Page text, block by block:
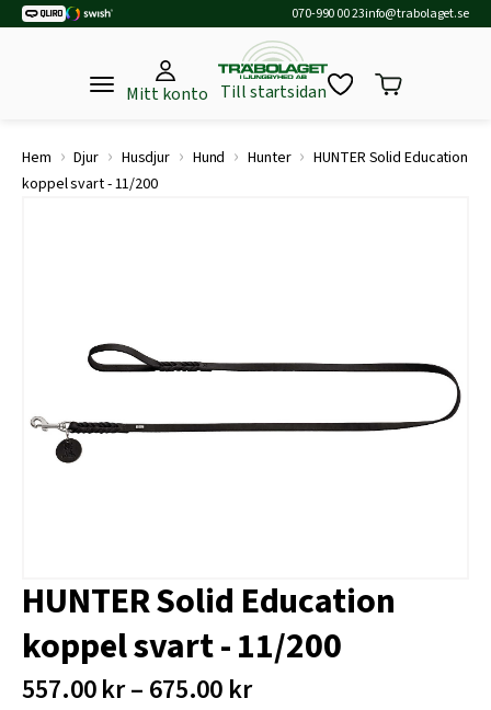
070-990 00 23info@trabolaget.se
Mitt konto Till startsidan
Hem › Djur › Husdjur › Hund › Hunter › HUNTER Solid Education
koppel svart - 11/200
HUNTER Solid Education
koppel svart - 11/200
557.00 kr – 675.00 kr